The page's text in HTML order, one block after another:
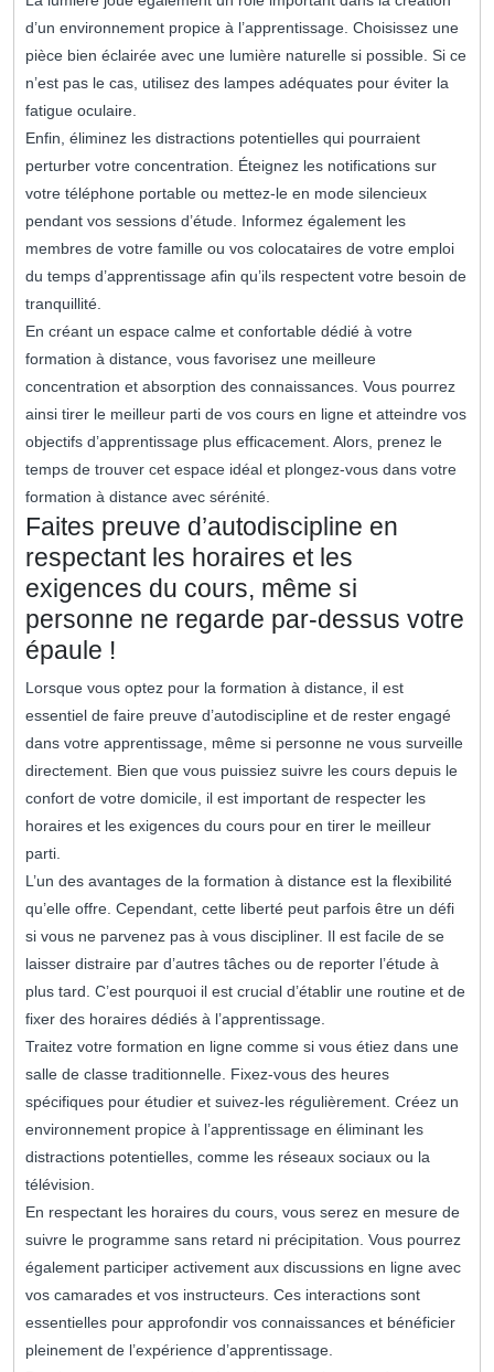
d’un environnement propice à l’apprentissage. Choisissez une
pièce bien éclairée avec une lumière naturelle si possible. Si ce
n’est pas le cas, utilisez des lampes adéquates pour éviter la
fatigue oculaire.
Enfin, éliminez les distractions potentielles qui pourraient
perturber votre concentration. Éteignez les notifications sur
votre téléphone portable ou mettez-le en mode silencieux
pendant vos sessions d’étude. Informez également les
membres de votre famille ou vos colocataires de votre emploi
du temps d’apprentissage afin qu’ils respectent votre besoin de
tranquillité.
En créant un espace calme et confortable dédié à votre
formation à distance, vous favorisez une meilleure
concentration et absorption des connaissances. Vous pourrez
ainsi tirer le meilleur parti de vos cours en ligne et atteindre vos
objectifs d’apprentissage plus efficacement. Alors, prenez le
temps de trouver cet espace idéal et plongez-vous dans votre
formation à distance avec sérénité.
Faites preuve d’autodiscipline en
respectant les horaires et les
exigences du cours, même si
personne ne regarde par-dessus votre
épaule !
Lorsque vous optez pour la formation à distance, il est
essentiel de faire preuve d’autodiscipline et de rester engagé
dans votre apprentissage, même si personne ne vous surveille
directement. Bien que vous puissiez suivre les cours depuis le
confort de votre domicile, il est important de respecter les
horaires et les exigences du cours pour en tirer le meilleur
parti.
L’un des avantages de la formation à distance est la flexibilité
qu’elle offre. Cependant, cette liberté peut parfois être un défi
si vous ne parvenez pas à vous discipliner. Il est facile de se
laisser distraire par d’autres tâches ou de reporter l’étude à
plus tard. C’est pourquoi il est crucial d’établir une routine et de
fixer des horaires dédiés à l’apprentissage.
Traitez votre formation en ligne comme si vous étiez dans une
salle de classe traditionnelle. Fixez-vous des heures
spécifiques pour étudier et suivez-les régulièrement. Créez un
environnement propice à l’apprentissage en éliminant les
distractions potentielles, comme les réseaux sociaux ou la
télévision.
En respectant les horaires du cours, vous serez en mesure de
suivre le programme sans retard ni précipitation. Vous pourrez
également participer activement aux discussions en ligne avec
vos camarades et vos instructeurs. Ces interactions sont
essentielles pour approfondir vos connaissances et bénéficier
pleinement de l’expérience d’apprentissage.